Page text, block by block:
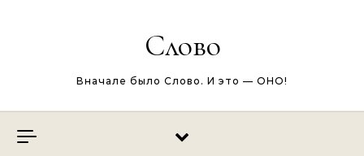
Слово
Вначале было Слово. И это — ОНО!